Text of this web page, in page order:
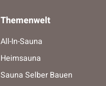
Themenwelt
All-In-Sauna
Heimsauna
Sauna Selber Bauen